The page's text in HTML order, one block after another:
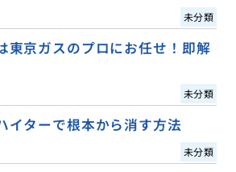
未分類
東京ガスのプロにお任せ！即解
未分類
イターで根本から消す方法
未分類